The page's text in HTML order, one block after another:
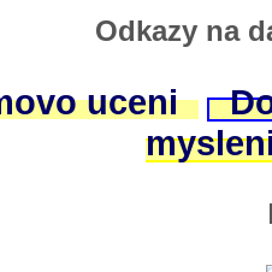
Odkazy na
uceni